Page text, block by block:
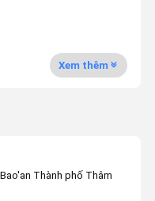
Xem thêm
Thành phố Thâm